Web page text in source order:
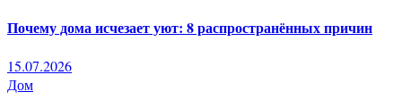
Почему дома исчезает уют: 8 распространённых причин
15.07.2026
Дом